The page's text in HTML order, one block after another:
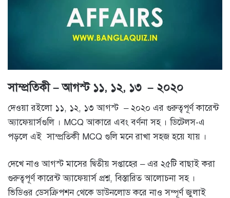
সাম্প্রতিকী – আগস্ট ১১, ১২, ১৩ – ২০২০
দেওয়া রইলো ১১, ১২, ১৩ আগস্ট – ২০২০ এর গুরুত্বপূর্ণ কারেন্ট
অ্যাফেয়ার্সগুলি । MCQ আকারে এবং বর্ণনা সহ । ডিটেলস-এ
পড়লে এই সাম্প্রতিকী MCQ গুলি মনে রাখা সহজ হয়ে যায় ।
দেখে নাও আগস্ট মাসের দ্বিতীয় সপ্তাহের – এর ২৫টি বাছাই করা
গুরুত্বপূর্ণ কারেন্ট অ্যাফেয়ার্স প্রশ্ন, বিস্তারিত আলোচনা সহ ।
ভিডিওর ডেসক্রিপশন থেকে ডাউনলোড করে নাও সম্পূর্ণ জুলাই